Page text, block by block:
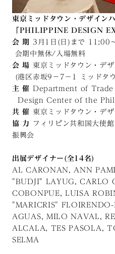
東京ミッドタウン・デザイン
「PHILIPPINE DESIGN
会 期
3月1日(日)まで 11:00
会期中無休/入場無料
会 場 東京ミッドタウン・デ
(港区赤坂9−7−1 ミッドタ
主 催 Department of
Design Center of the
共 催 東京ミッドタウン・デ
協 力
フィリピン共和国大使
振興会
出展デザイナー(全14名)
AL CARONAN, ANN
"BUDJI" LAYUG, CARLO
COBONPUE, LUISA
"MARICRIS"
AGUAS, MILO NAVAL,
ALCALA, TES PASOLA,
SELMA